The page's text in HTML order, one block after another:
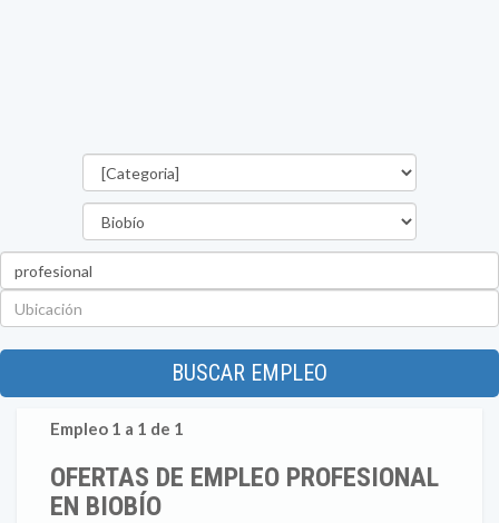
BUSCAR EMPLEO
Empleo 1 a 1 de 1
OFERTAS DE EMPLEO PROFESIONAL
EN BIOBÍO